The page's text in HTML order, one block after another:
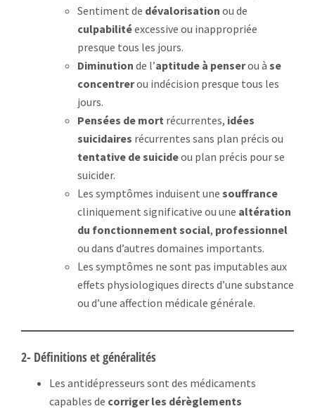
Sentiment de dévalorisation ou de
culpabilitéexcessive ou inappropriée
presque tous les jours.
Diminution de l’aptitude à penserou à se
concentrerou indécision presque tous les
jours.
Pensées de mort récurrentes, idées
suicidaires récurrentes sans plan précis ou
tentative de suicideou plan précis pour se
suicider.
Les symptômes induisent une souffrance
cliniquement significative ou une altération
du fonctionnement social, professionnel
ou dans d’autres domaines importants.
Les symptômes ne sont pas imputables aux
effets physiologiques directs d’une substance
ou d’une affection médicale générale.
2- Définitions et généralités
Les antidépresseurs sont des médicaments
capables de corriger les dérèglements